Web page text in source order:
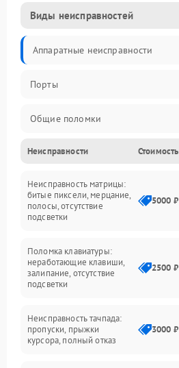
Виды неисправностей
Аппаратные неисправности
Порты
Общие поломки
Устройства
Программные ошибки
Электрические и системные сбои
Интерфейсные проблемы
Батарея
Сеть и интернет
Неисправности Стоимость
Неисправность матрицы:
битые пиксели, мерцание,
полосы, отсутствие
подсветки
5000 ₽
Поломка клавиатуры:
неработающие клавиши,
залипание, отсутствие
подсветки
2500 ₽
Неисправность тачпада:
пропуски, прыжки
курсора, полный отказ
3000 ₽